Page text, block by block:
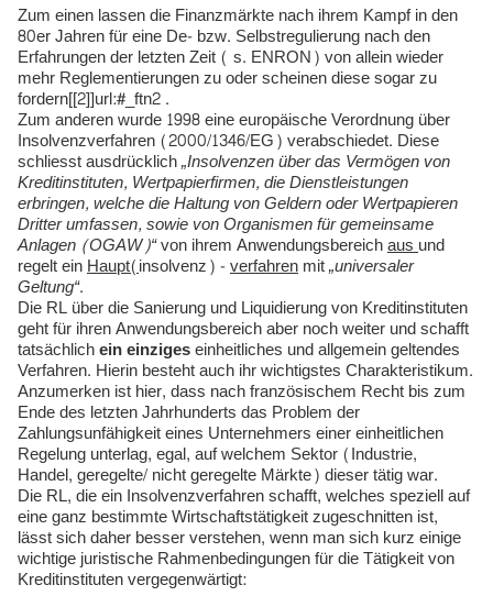
Zum einen lassen die Finanzmärkte nach ihrem Kampf in den
80er Jahren für eine De- bzw. Selbstregulierung nach den
Erfahrungen der letzten Zeit ( s. ENRON) von allein wieder
mehr Reglementierungen zu oder scheinen diese sogar zu
fordern[[2]]url:#_ftn2 .
Zum anderen wurde 1998 eine europäische Verordnung über
Insolvenzverfahren (2000/1346/EG) verabschiedet. Diese
schliesst ausdrücklich„Insolvenzen über das Vermögen von
Kreditinstituten, Wertpapierfirmen, die Dienstleistungen
erbringen, welche die Haltung von Geldern oder Wertpapieren
Dritter umfassen, sowie von Organismen für gemeinsame
Anlagen (OGAW)“von ihrem Anwendungsbereichausund
regelt einHaupt(insolvenz) -verfahrenmit„universaler
Geltung“.
Die RL über die Sanierung und Liquidierung von Kreditinstituten
geht für ihren Anwendungsbereich aber noch weiter und schafft
tatsächlicheineinzigeseinheitliches und allgemein geltendes
Verfahren. Hierin besteht auch ihr wichtigstes Charakteristikum.
Anzumerken ist hier, dass nach französischem Recht bis zum
Ende des letzten Jahrhunderts das Problem der
Zahlungsunfähigkeit eines Unternehmers einer einheitlichen
Regelung unterlag, egal, auf welchem Sektor (Industrie,
Handel, geregelte/ nicht geregelte Märkte) dieser tätig war.
Die RL, die ein Insolvenzverfahren schafft, welches speziell auf
eine ganz bestimmte Wirtschaftstätigkeit zugeschnitten ist,
lässt sich daher besser verstehen, wenn man sich kurz einige
wichtige juristische Rahmenbedingungen für die Tätigkeit von
Kreditinstituten vergegenwärtigt: